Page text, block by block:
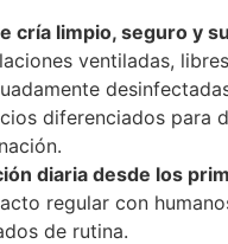
cría limpio, seguro y
ventiladas,
diferenciados para
diaria desde los
regular con
de rutina.